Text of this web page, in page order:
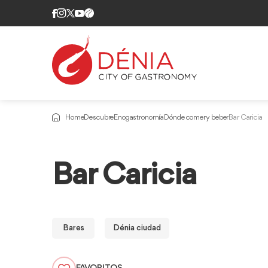
HomeDescubreEnogastronomía Dónde comer y beberBar Caricia
Bar Caricia
Bares Dénia ciudad